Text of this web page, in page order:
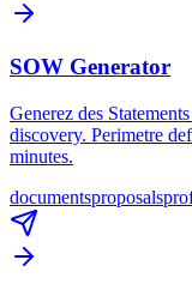
SOW Generator
Generez des
discovery. Perimetre
minutes.
documentsproposals